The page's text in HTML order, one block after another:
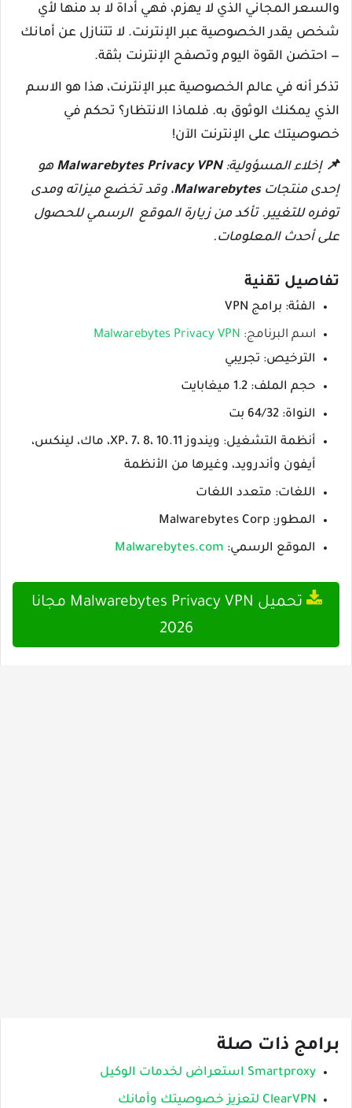
والسعر المجاني الذي لا يهزم، فهي أداة لا بد منها لأي
شخص يقدر الخصوصية عبر الإنترنت. لا تتنازل عن أمانك
— احتضن القوة اليوم وتصفح الإنترنت بثقة.
تذكر أنه في عالم الخصوصية عبر الإنترنت، هذا هو الاسم
الذي يمكنك الوثوق به. فلماذا الانتظار؟ تحكم في
خصوصيتك على الإنترنت الآن!
📌 إخلاء المسؤولية:Malwarebytes Privacy VPN هو
إحدى منتجاتMalwarebytes، وقد تخضع ميزاته ومدى
توفره للتغيير. تأكد من زيارة الموقع الرسمي للحصول
على أحدث المعلومات.
تفاصيل تقنية
الفئة: برامج VPN
اسم البرنامج: Malwarebytes Privacy VPN
الترخيص: تجريبي
حجم الملف: 1.2 ميغابايت
النواة: 64/32 بت
أنظمة التشغيل: ويندوز XP، 7، 8، 10.11، ماك، لينكس،
أيفون وأندرويد، وغيرها من الأنظمة
اللغات: متعدد اللغات
المطور: Malwarebytes Corp
الموقع الرسمي: Malwarebytes.com
تحميل Malwarebytes Privacy VPN مجانا
2026
برامج ذات صلة
Smartproxy استعراض لخدمات الوكيل
ClearVPN لتعزيز خصوصيتك وأمانك